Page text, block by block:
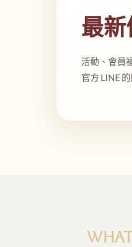
最
活動、會員
官方 LINE